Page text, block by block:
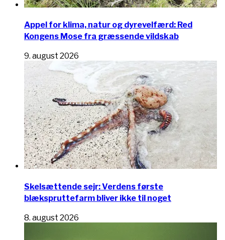
Appel for klima, natur og dyrevelfærd: Red
Kongens Mose fra græssende vildskab
9. august 2026
Skelsættende sejr: Verdens første
blækspruttefarm bliver ikke til noget
8. august 2026